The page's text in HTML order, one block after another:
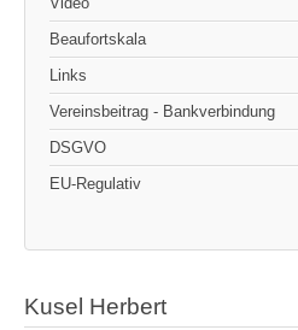
Beaufortskala
Links
Vereinsbeitrag - Bankverbindung
DSGVO
EU-Regulativ
Kusel Herbert